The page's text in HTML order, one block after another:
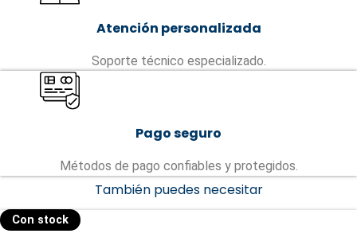
Atención personalizada
Soporte técnico especializado.
Pago seguro
Métodos de pago confiables y protegidos.
También puedes necesitar
Con stock